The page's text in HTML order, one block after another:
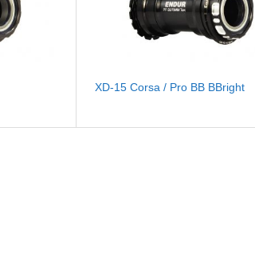
XD-15 Corsa / Pro BB BBright